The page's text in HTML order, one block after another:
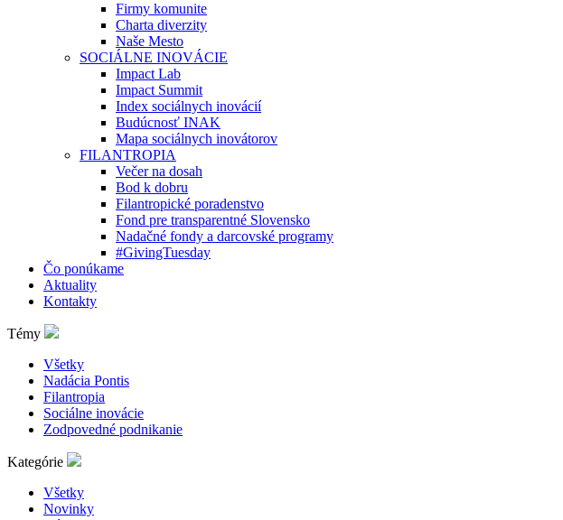
Firmy komunite
Charta diverzity
Naše Mesto
SOCIÁLNE INOVÁCIE
Impact Lab
Impact Summit
Index sociálnych inovácií
Budúcnosť INAK
Mapa sociálnych inovátorov
FILANTROPIA
Večer na dosah
Bod k dobru
Filantropické poradenstvo
Fond pre transparentné Slovensko
Nadačné fondy a darcovské programy
#GivingTuesday
Čo ponúkame
Aktuality
Kontakty
Témy
Všetky
Nadácia Pontis
Filantropia
Sociálne inovácie
Zodpovedné podnikanie
Kategórie
Všetky
Novinky